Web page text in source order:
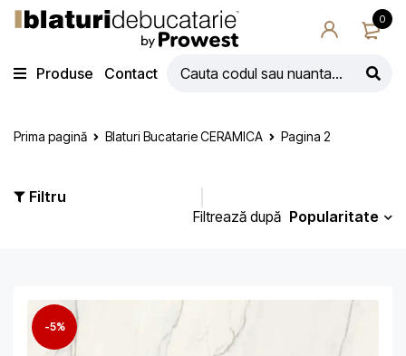
0
Produse Contact
Prima pagină Blaturi Bucatarie CERAMICA Pagina 2
Filtru
Filtrează după Popularitate
-5%